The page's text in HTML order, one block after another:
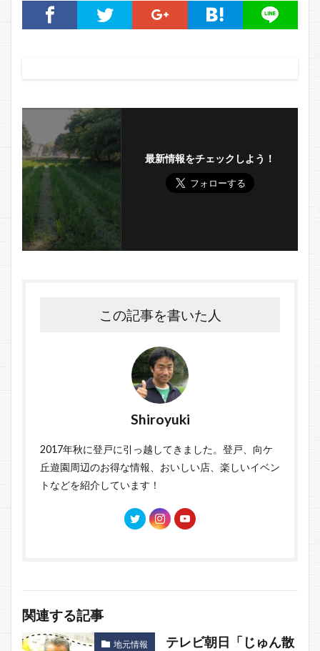
最新情報をチェックしよう！
この記事を書いた人
Shiroyuki
2017年秋に登戸に引っ越してきました。登戸、向ケ
丘遊園周辺のお得な情報、おいしい店、楽しいイベン
トなどを紹介しています！
関連する記事
地元情報
テレビ朝日「じゅん散